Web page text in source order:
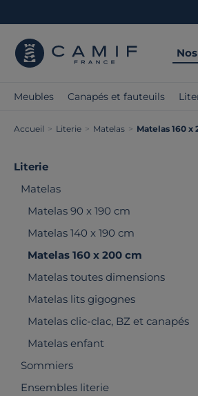
Meubles Canapés et fauteuils
Accueil > Literie > Matelas > Matelas 160 x
Literie
Matelas
Matelas 90 x 190 cm
Matelas 140 x 190 cm
Matelas 160 x 200 cm
Matelas toutes dimensions
Matelas lits gigognes
Matelas clic-clac, BZ et canapés
Matelas enfant
Sommiers
Ensembles literie